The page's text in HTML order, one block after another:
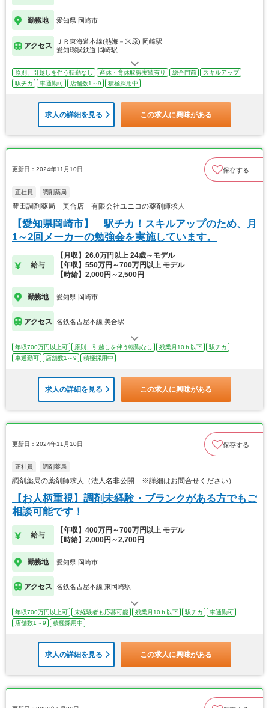
勤務地 愛知県 岡崎市
アクセス
ＪＲ東海道本線(熱海－米原) 岡崎駅
愛知環状鉄道 岡崎駅
原則、引越しを伴う転勤なし 産休・育休取得実績有り 総合門前
スキルアップ
駅チカ
車通勤可 店舗数1～9 積極採用中
求人の詳細を見る この求人に興味がある
更新日：2024年11月10日 保存する
正社員 調剤薬局
豊田調剤薬局 美合店 有限会社ユニコの薬剤師求人
【愛知県岡崎市】 駅チカ！スキルアップのため、月
1～2回メーカーの勉強会を実施しています。
給与
【月収】26.0万円以上 24歳～モデル
【年収】550万円～700万円以上 モデル
【時給】2,000円～2,500円
勤務地 愛知県 岡崎市
アクセス 名鉄名古屋本線 美合駅
年収700万円以上可 原則、引越しを伴う転勤なし 残業月10ｈ以下
駅チカ
車通勤可
店舗数1～9 積極採用中
求人の詳細を見る この求人に興味がある
更新日：2024年11月10日 保存する
正社員 調剤薬局
調剤薬局の薬剤師求人（法人名非公開 ※詳細はお問合せください）
【お人柄重視】調剤未経験・ブランクがある方でもご
相談可能です！
給与
【年収】400万円～700万円以上 モデル
【時給】2,000円～2,700円
勤務地 愛知県 岡崎市
アクセス 名鉄名古屋本線 東岡崎駅
年収700万円以上可 未経験者も応募可能 残業月10ｈ以下 駅チカ
車通勤可
店舗数1～9
積極採用中
求人の詳細を見る この求人に興味がある